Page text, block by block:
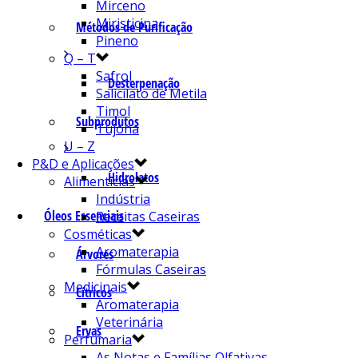
Métodos de Purificação
Desterpenação
Subprodutos
Hidrolatos
Óleos Essenciais
Árvores
Cítricos
Ervas
Mirceno
Miristicina
Pineno
Q – T
Safrol
Salicilato de Metila
Timol
Tujona
U – Z
P&D e Aplicações
Alimentícias
Indústria
Receitas Caseiras
Cosméticas
Aromaterapia
Fórmulas Caseiras
Medicinais
Aromaterapia
Veterinária
Perfumaria